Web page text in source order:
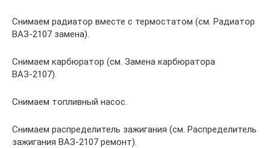
Снимаем радиатор вместе с термостатом (см. Радиатор
ВАЗ-2107 замена).
Снимаем карбюратор (см. Замена карбюратора
ВАЗ-2107).
Снимаем топливный насос.
Снимаем распределитель зажигания (см. Распределитель
зажигания ВАЗ-2107 ремонт).